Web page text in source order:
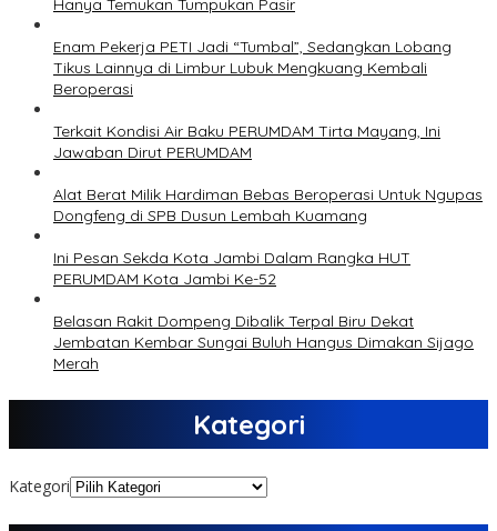
Hanya Temukan Tumpukan Pasir
Enam Pekerja PETI Jadi “Tumbal”, Sedangkan Lobang
Tikus Lainnya di Limbur Lubuk Mengkuang Kembali
Beroperasi
Terkait Kondisi Air Baku PERUMDAM Tirta Mayang, Ini
Jawaban Dirut PERUMDAM
Alat Berat Milik Hardiman Bebas Beroperasi Untuk Ngupas
Dongfeng di SPB Dusun Lembah Kuamang
Ini Pesan Sekda Kota Jambi Dalam Rangka HUT
PERUMDAM Kota Jambi Ke-52
Belasan Rakit Dompeng Dibalik Terpal Biru Dekat
Jembatan Kembar Sungai Buluh Hangus Dimakan Sijago
Merah
Kategori
Kategori